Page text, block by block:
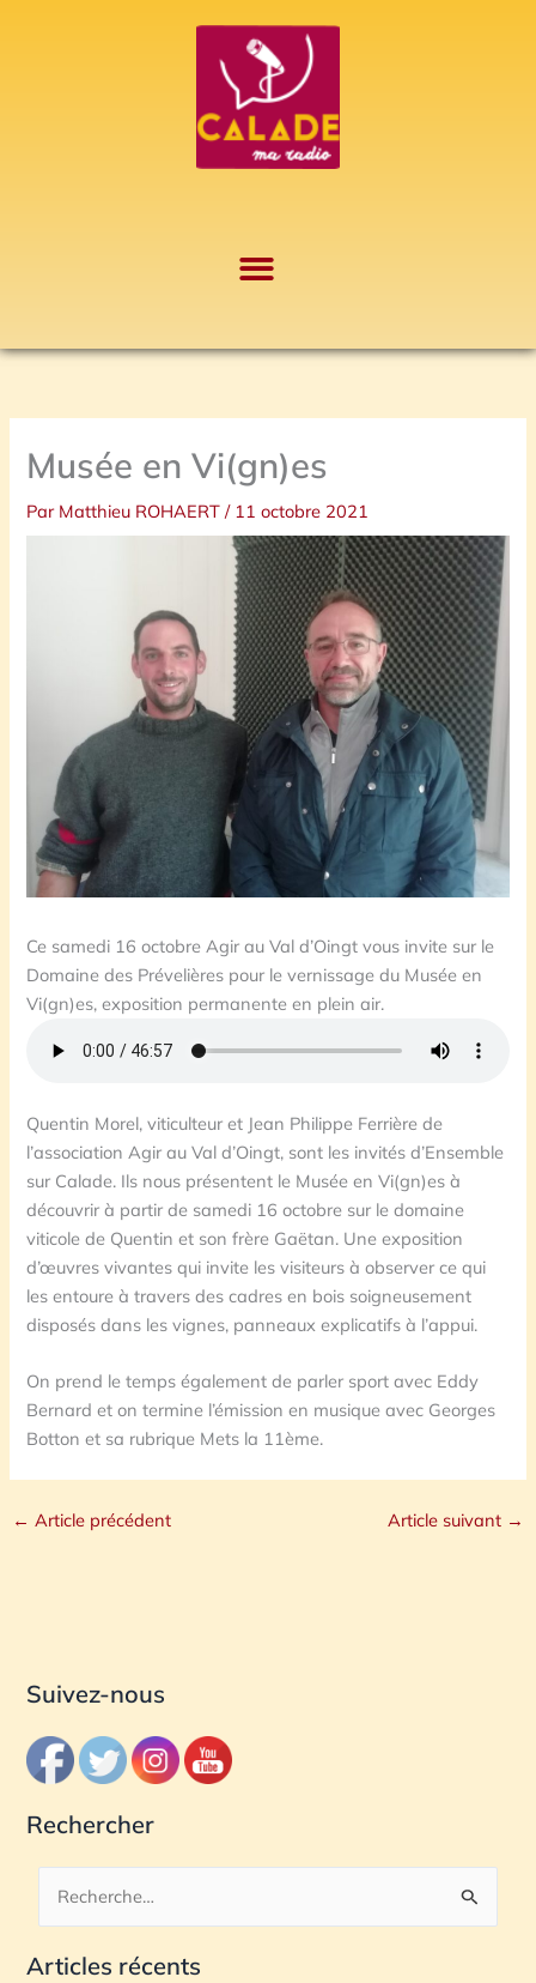
Musée en Vi(gn)es
Par Matthieu ROHAERT/ 11 octobre 2021
Ce samedi 16 octobre Agir au Val d’Oingt vous invite sur le
Domaine des Prévelières pour le vernissage du Musée en
Vi(gn)es, exposition permanente en plein air.
Quentin Morel, viticulteur et Jean Philippe Ferrière de
l’association Agir au Val d’Oingt, sont les invités d’Ensemble
sur Calade. Ils nous présentent le Musée en Vi(gn)es à
découvrir à partir de samedi 16 octobre sur le domaine
viticole de Quentin et son frère Gaëtan. Une exposition
d’œuvres vivantes qui invite les visiteurs à observer ce qui
les entoure à travers des cadres en bois soigneusement
disposés dans les vignes, panneaux explicatifs à l’appui.
On prend le temps également de parler sport avec Eddy
Bernard et on termine l’émission en musique avec Georges
Botton et sa rubrique Mets la 11ème.
← Article précédent Article suivant →
Suivez-nous
Rechercher
c
Articles récents